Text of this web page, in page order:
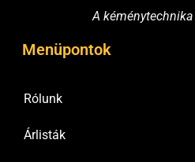
A
Menüpontok
Rólunk
Árlisták